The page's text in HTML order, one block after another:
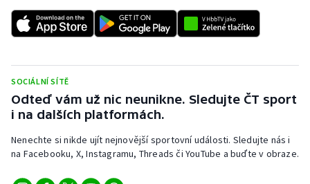
SOCIÁLNÍ SÍTĚ
Odteď vám už nic neunikne. Sledujte ČT sport
i na dalších platformách.
Nenechte si nikde ujít nejnovější sportovní události. Sledujte nás i
na Facebooku, X, Instagramu, Threads či YouTube a buďte v obraze.